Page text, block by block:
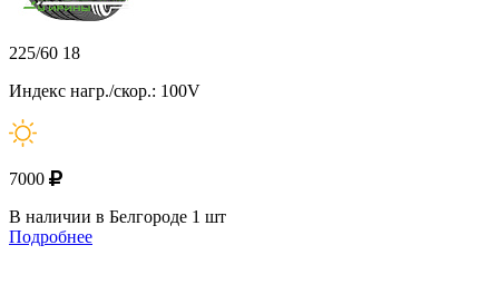
225/60 18
Индекс нагр./скор.: 100V
7000
В наличии в Белгороде 1 шт
Подробнее